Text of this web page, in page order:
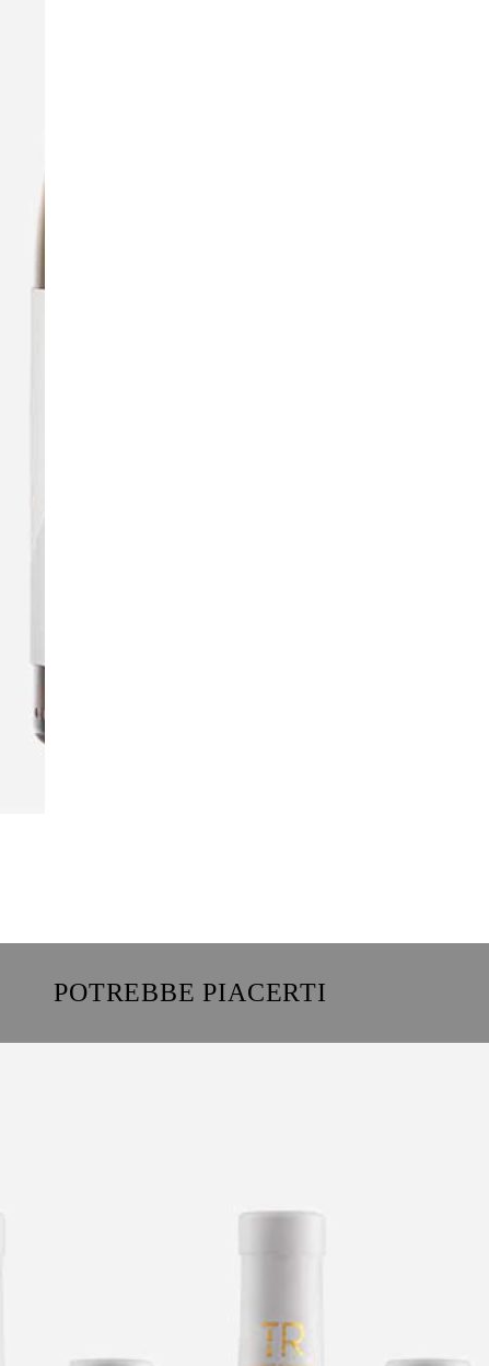
POTREBBE PIACERTI